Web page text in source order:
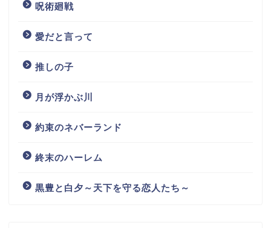
呪術廻戦
愛だと言って
推しの子
月が浮かぶ川
約束のネバーランド
終末のハーレム
黒豊と白夕～天下を守る恋人たち～